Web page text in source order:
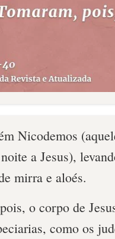
Nicodemos
a Jesus),
mirra e aloés.
o corpo de
como os